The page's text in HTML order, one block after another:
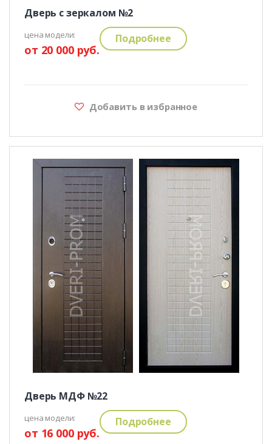
Дверь с зеркалом №2
цена модели:
от 20 000 руб.
Подробнее
Добавить в избранное
Дверь МДФ №22
цена модели:
от 16 000 руб.
Подробнее